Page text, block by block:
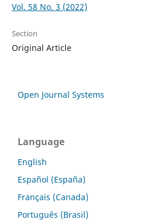
Vol. 58 No. 3 (2022)
Section
Original Article
Open Journal Systems
Language
English
Español (España)
Français (Canada)
Português (Brasil)